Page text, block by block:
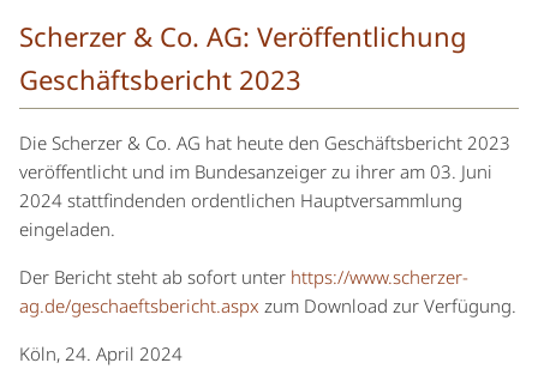
Scherzer & Co. AG: Veröffentlichung
Geschäftsbericht 2023
Die Scherzer & Co. AG hat heute den Geschäftsbericht 2023
veröffentlicht und im Bundesanzeiger zu ihrer am 03. Juni
2024 stattfindenden ordentlichen Hauptversammlung
eingeladen.
Der Bericht steht ab sofort unter https://www.scherzer-
ag.de/geschaeftsbericht.aspx zum Download zur Verfügung.
Köln, 24. April 2024